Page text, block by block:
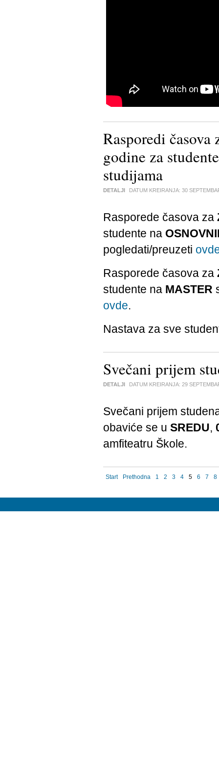
Rasporedi
godine za
studijama
DETALJI DATUM KREIRANJA: 30
Rasporede časova za
studente na
pogledati/preuzeti
Rasporede časova za
studente na MASTER
ovde.
Nastava za sve
Svečani prijem
DETALJI DATUM KREIRANJA: 29
Svečani prijem
obaviće se u SREDU,
amfiteatru Škole.
Start Prethodna 1 2 3 4 5 6 7 8